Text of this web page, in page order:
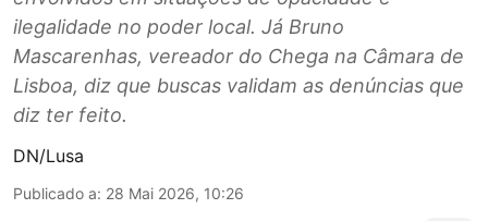
ilegalidade no poder local. Já Bruno
Mascarenhas, vereador do Chega na Câmara de
Lisboa, diz que buscas validam as denúncias que
diz ter feito.
DN/Lusa
Publicado a: 28 Mai 2026, 10:26